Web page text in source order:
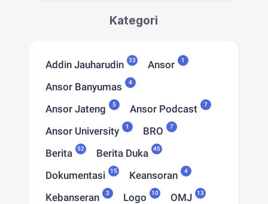
Kategori
Addin Jauharudin 33 Ansor 1
Ansor Banyumas 4
Ansor Jateng 5 Ansor Podcast 7
Ansor University 1 BRO 7
Berita 52 Berita Duka 45
Dokumentasi 15 Keansoran 4
Kebanseran 3 Logo 10 OMJ 13